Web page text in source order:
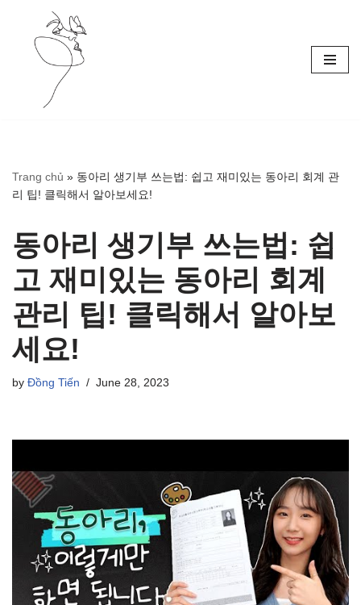
Skip
Trang chủ » 동아리 생기부 쓰는법: 쉽고 재미있는 동아리 회계 관
리 팁! 클릭해서 알아보세요!
동아리 생기부 쓰는법: 쉽
고 재미있는 동아리 회계
관리 팁! 클릭해서 알아보
세요!
by Đồng Tiến June 28, 2023